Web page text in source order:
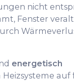
nicht
Fenster
energetisch
Heizsysteme auf